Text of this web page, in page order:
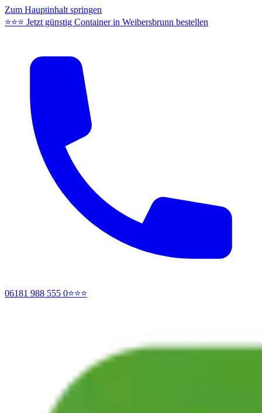
Zum Hauptinhalt springen
⭐⭐⭐ Jetzt günstig Container in Weibersbrunn bestellen
06181 988 555 0⭐⭐⭐